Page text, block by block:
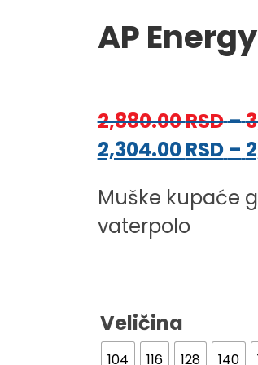
AP
2,880.00RSD–
2,304.00RSD –
Muške kupaće
vaterpolo
Veličina
104 116 128 140